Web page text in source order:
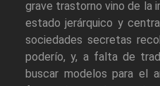
grave trastorno vino de la
estado jerárquico y
sociedades secretas
poderío, y, a falta de
buscar modelos para el